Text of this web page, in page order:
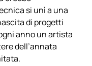
si unì a una
di progetti
anno un artista
dell’annata